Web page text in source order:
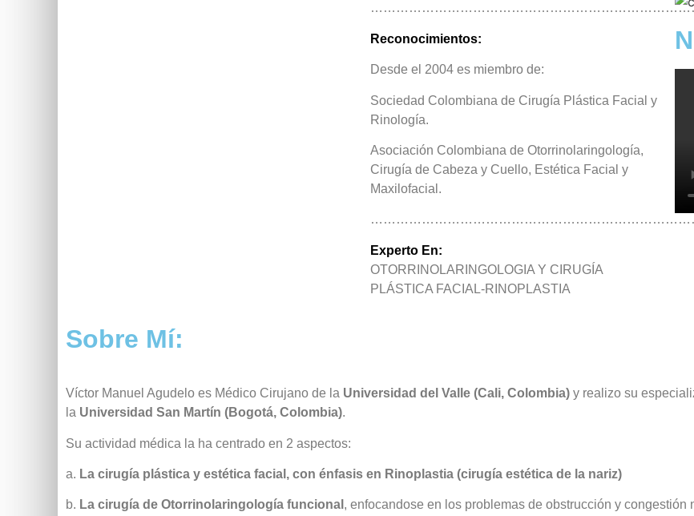
Reconocimientos:
Desde el 2004 es miembro de:
Sociedad Colombiana de Cirugía Plástica Facial y
Rinología.
Asociación Colombiana de Otorrinolaringología,
Cirugía de Cabeza y Cuello, Estética Facial y
Maxilofacial.
Experto En:
OTORRINOLARINGOLOGIA Y CIRUGÍA
PLÁSTICA FACIAL-RINOPLASTIA
Sobre Mí:
Víctor Manuel Agudelo es Médico Cirujano de la Universidad del Valle (Cali, Colombia) y realizo su
la Universidad San Martín (Bogotá, Colombia).
Su actividad médica la ha centrado en 2 aspectos:
a. La cirugía plástica y estética facial, con énfasis en Rinoplastia (cirugía estética de la nariz)
b. La cirugía de Otorrinolaringología funcional , enfocandose en los problemas de obstrucción y